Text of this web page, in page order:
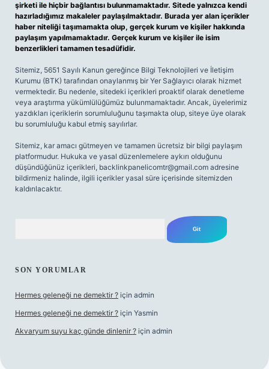
şirketi ile hiçbir bağlantısı bulunmamaktadır. Sitede yalnızca kendi
hazırladığımız makaleler paylaşılmaktadır. Burada yer alan içerikler
haber niteliği taşımamakta olup, gerçek kurum ve kişiler hakkında
paylaşım yapılmamaktadır. Gerçek kurum ve kişiler ile isim
benzerlikleri tamamen tesadüfidir.
Sitemiz, 5651 Sayılı Kanun gereğince Bilgi Teknolojileri ve İletişim
Kurumu (BTK) tarafından onaylanmış bir Yer Sağlayıcı olarak hizmet
vermektedir. Bu nedenle, sitedeki içerikleri proaktif olarak denetleme
veya araştırma yükümlülüğümüz bulunmamaktadır. Ancak, üyelerimiz
yazdıkları içeriklerin sorumluluğunu taşımakta olup, siteye üye olarak
bu sorumluluğu kabul etmiş sayılırlar.
Sitemiz, kar amacı gütmeyen ve tamamen ücretsiz bir bilgi paylaşım
platformudur. Hukuka ve yasal düzenlemelere aykırı olduğunu
düşündüğünüz içerikleri, backlinkpanelicomtr@gmail.com adresine
bildirmeniz halinde, ilgili içerikler yasal süre içerisinde sitemizden
kaldırılacaktır.
SON YORUMLAR
Hermes geleneği ne demektir ? için admin
Hermes geleneği ne demektir ? için Yasmin
Akvaryum suyu kaç günde dinlenir ? için admin